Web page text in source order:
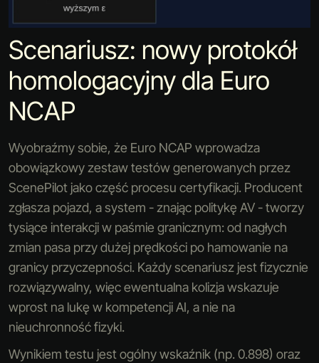
Scenariusz: nowy protokół
homologacyjny dla Euro
NCAP
Wyobraźmy sobie, że Euro NCAP wprowadza
obowiązkowy zestaw testów generowanych przez
ScenePilot jako część procesu certyfikacji. Producent
zgłasza pojazd, a system - znając politykę AV - tworzy
tysiące interakcji w paśmie granicznym: od nagłych
zmian pasa przy dużej prędkości po hamowanie na
granicy przyczepności. Każdy scenariusz jest fizycznie
rozwiązywalny, więc ewentualna kolizja wskazuje
wprost na lukę w kompetencji AI, a nie na
nieuchronność fizyki.
Wynikiem testu jest ogólny wskaźnik (np. 0.898) oraz